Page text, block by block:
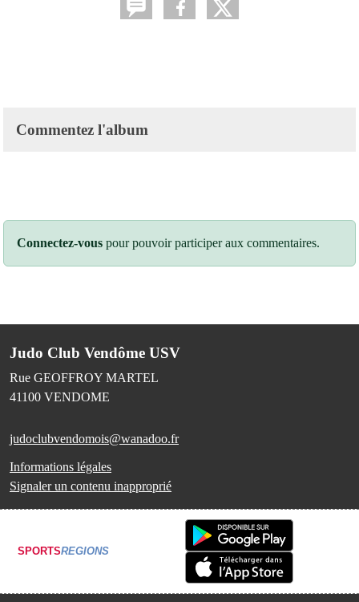
Commentez l'album
Connectez-vous pour pouvoir participer aux commentaires.
Judo Club Vendôme USV
Rue GEOFFROY MARTEL
41100 VENDOME
judoclubvendomois@wanadoo.fr
Informations légales
Signaler un contenu inapproprié
SPORTSREGIONS